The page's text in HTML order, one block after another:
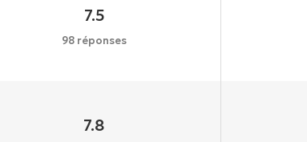
7.5
98 réponses
7.8